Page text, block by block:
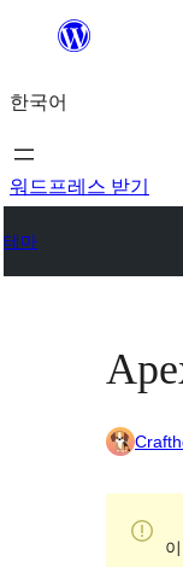
츠
로
바
가
한국어
워드프레스 받기
테마